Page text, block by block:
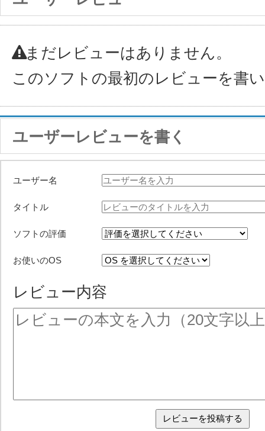
まだレビューはありません。
このソフトの最初のレビューを書
ユーザーレビューを書く
ユーザー名
タイトル
ソフトの評価
お使いのOS
レビュー内容